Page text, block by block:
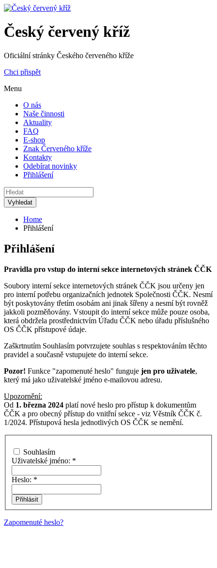
Český červený kříž
Oficiální stránky Českého červeného kříže
Chci přispět
Menu
O nás
Naše činnosti
Aktuality
FAQ
E-shop
Znak Červeného kříže
Kontakty
Odebírat novinky
Přihlášení
Home
Přihlášení
Přihlášení
Pravidla pro vstup do interní sekce internetových stránek ČČK
Soubory interní sekce internetových stránek ČČK jsou určeny jen
pro interní potřebu organizačních jednotek Společnosti ČČK. Nesmí
být poskytovány třetím osobám ani jinak šířeny a nesmí být rovněž
jakkoli pozměňovány. Vstoupit do interní sekce může pouze osoba,
která obdržela prostřednictvím Úřadu ČČK nebo úřadu příslušného
OS ČČK přístupové údaje.
Zaškrtnutím Souhlasím potvrzujete souhlas s respektováním těchto
pravidel a současně vstupujete do interní sekce.
Pozor! Funkce "zapomenuté heslo" funguje jen pro uživatele,
který má jako uživatelské jméno e-mailovou adresu.
Upozornění:
Od 1. března 2024 platí nové heslo pro přístup k dokumentům
ČČK a pro obecný přístup do vnitřní sekce - viz Věstník ČČK č.
1/2024. Přístupová hesla jednotlivých OS ČČK se nemění.
Souhlasím
Uživatelské jméno: *
Heslo: *
Zapomenuté heslo?